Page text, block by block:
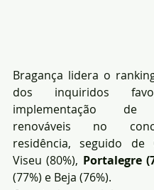
Bragança lidera o
dos inquiridos
implementação de
renováveis no
residência, seguido de
Viseu (80%), Portalegre
(77%) e Beja (76%).